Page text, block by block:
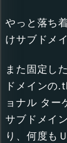
やっと落ち
けサブドメ
また固定し
ドメインの
ョナル ター
サブドメイ
り、何度も